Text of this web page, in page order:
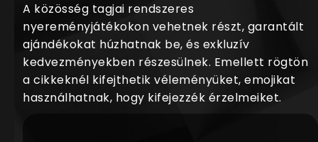
A közösség tagjai rendszeres
nyereményjátékokon vehetnek részt, garantált
ajándékokat húzhatnak be, és exkluzív
kedvezményekben részesülnek. Emellett rögtön
a cikkeknél kifejthetik véleményüket, emojikat
használhatnak, hogy kifejezzék érzelmeiket.